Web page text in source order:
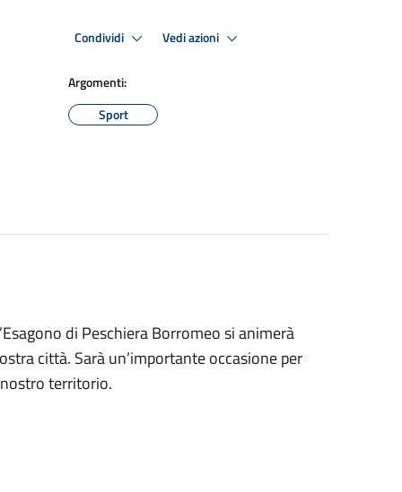
Condividi Vedi azioni
Argomenti:
Sport
di Peschiera Borromeo si animerà
città. Sarà un’importante occasione per
territorio.